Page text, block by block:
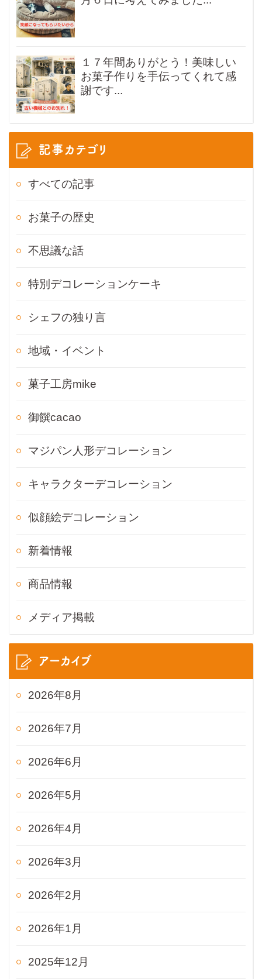
１７年間ありがとう！美味しい
お菓子作りを手伝ってくれて感
謝です...
記事カテゴリ
すべての記事
お菓子の歴史
不思議な話
特別デコレーションケーキ
シェフの独り言
地域・イベント
菓子工房mike
御饌cacao
マジパン人形デコレーション
キャラクターデコレーション
似顔絵デコレーション
新着情報
商品情報
メディア掲載
アーカイブ
2026年8月
2026年7月
2026年6月
2026年5月
2026年4月
2026年3月
2026年2月
2026年1月
2025年12月